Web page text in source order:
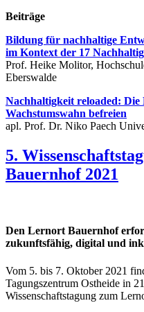
Beiträge
Bildung für nachhaltige
im Kontext der 17
Prof. Heike Molitor,
Eberswalde
Nachhaltigkeit reloaded:
Wachstumswahn befreien
apl. Prof. Dr. Niko Paech
5.
Bauernhof 2021
Den Lernort Bauernhof
zukunftsfähig, digital und
Vom 5. bis 7. Oktober 2021
Tagungszentrum Ostheide in
Wissenschaftstagung zum